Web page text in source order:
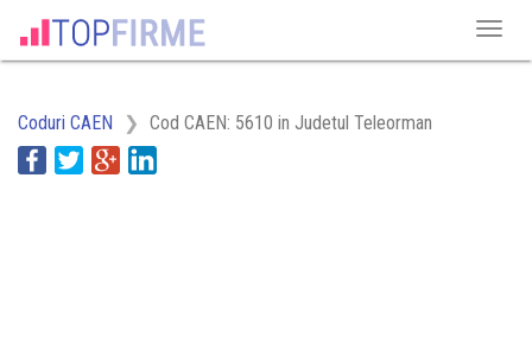
Coduri CAEN Cod CAEN: 5610 in Judetul Teleorman